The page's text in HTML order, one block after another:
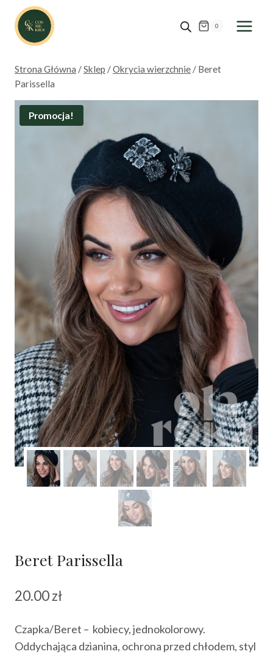
Przejdź
treści
0
Strona Główna /Sklep /Okrycia wierzchnie / Beret
Parissella
Promocja!
Beret Parissella
20.00zł
Czapka/Beret – kobiecy, jednokolorowy.
Oddychająca dzianina, ochrona przed chłodem, styl